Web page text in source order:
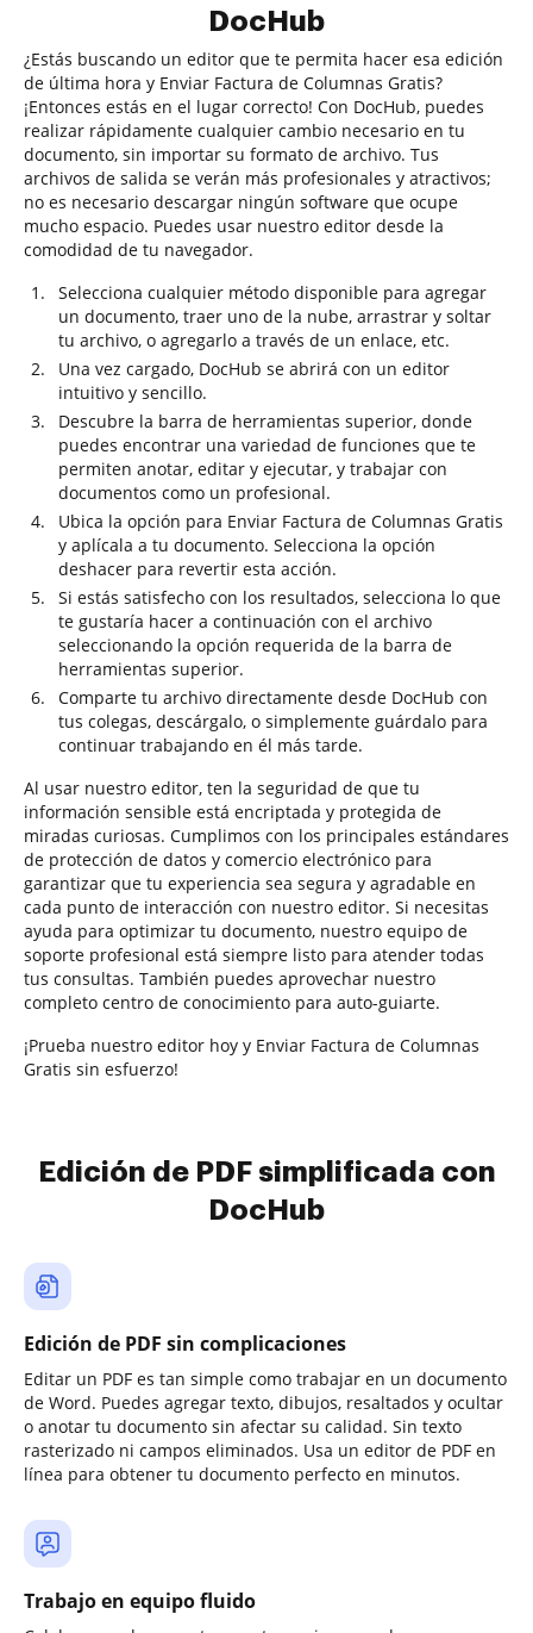
DocHub
¿Estás buscando un editor que te permita hacer esa edición
de última hora y Enviar Factura de Columnas Gratis?
¡Entonces estás en el lugar correcto! Con DocHub, puedes
realizar rápidamente cualquier cambio necesario en tu
documento, sin importar su formato de archivo. Tus
archivos de salida se verán más profesionales y atractivos;
no es necesario descargar ningún software que ocupe
mucho espacio. Puedes usar nuestro editor desde la
comodidad de tu navegador.
Selecciona cualquier método disponible para agregar
un documento, traer uno de la nube, arrastrar y soltar
tu archivo, o agregarlo a través de un enlace, etc.
Una vez cargado, DocHub se abrirá con un editor
intuitivo y sencillo.
Descubre la barra de herramientas superior, donde
puedes encontrar una variedad de funciones que te
permiten anotar, editar y ejecutar, y trabajar con
documentos como un profesional.
Ubica la opción para Enviar Factura de Columnas Gratis
y aplícala a tu documento. Selecciona la opción
deshacer para revertir esta acción.
Si estás satisfecho con los resultados, selecciona lo que
te gustaría hacer a continuación con el archivo
seleccionando la opción requerida de la barra de
herramientas superior.
Comparte tu archivo directamente desde DocHub con
tus colegas, descárgalo, o simplemente guárdalo para
continuar trabajando en él más tarde.
Al usar nuestro editor, ten la seguridad de que tu
información sensible está encriptada y protegida de
miradas curiosas. Cumplimos con los principales estándares
de protección de datos y comercio electrónico para
garantizar que tu experiencia sea segura y agradable en
cada punto de interacción con nuestro editor. Si necesitas
ayuda para optimizar tu documento, nuestro equipo de
soporte profesional está siempre listo para atender todas
tus consultas. También puedes aprovechar nuestro
completo centro de conocimiento para auto-guiarte.
¡Prueba nuestro editor hoy y Enviar Factura de Columnas
Gratis sin esfuerzo!
Edición de PDF simplificada con
DocHub
Edición de PDF sin complicaciones
Editar un PDF es tan simple como trabajar en un documento
de Word. Puedes agregar texto, dibujos, resaltados y ocultar
o anotar tu documento sin afectar su calidad. Sin texto
rasterizado ni campos eliminados. Usa un editor de PDF en
línea para obtener tu documento perfecto en minutos.
Trabajo en equipo fluido